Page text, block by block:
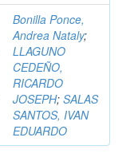
Bonilla Ponce,
Andrea Nataly;
LLAGUNO
CEDEÑO,
RICARDO
JOSEPH; SALAS
SANTOS, IVAN
EDUARDO